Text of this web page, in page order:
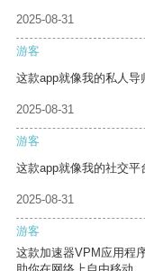
2025-08-31
游客
这款app就像我的私人导
2025-08-31
游客
这款app就像我的社交平
2025-08-31
游客
这款加速器VPM应用程